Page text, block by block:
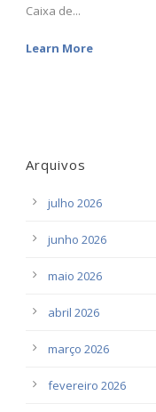
Caixa de...
Learn More
Arquivos
julho 2026
junho 2026
maio 2026
abril 2026
março 2026
fevereiro 2026